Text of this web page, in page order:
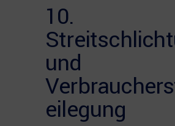
10.
und
eilegung